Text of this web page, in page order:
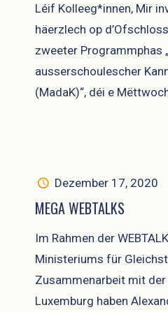
Léif Kolleeg*innen, Mir
häerzlech op
zweeter Programmphas
ausserschoulescher
(MadaK)“, déi e
Dezember 17, 2020
MEGA WEBTALKS
Im Rahmen der
Ministeriums für
Zusammenarbeit mit
Luxemburg haben